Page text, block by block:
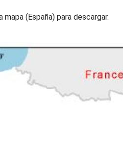
(España) para descargar.